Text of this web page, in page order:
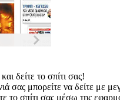
δείτε το σπίτι σας!
σας μπορείτε να δείτε
το σπίτι σας μέσω της